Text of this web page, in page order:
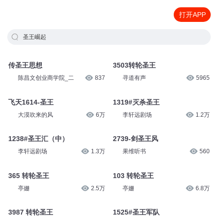
打开APP
圣王崛起
传圣王思想
陈昌文创业商学院_二 837
飞天1614-圣王
大漠吹来的风 6万
1238#圣王汇（中）
李轩远剧场 1.3万
365 转轮圣王
亭姗 2.5万
3987 转轮圣王
3503转轮圣王
寻道有声 5965
1319#灭杀圣王
李轩远剧场 1.2万
2739-剑圣王风
果维听书 560
103 转轮圣王
亭姗 6.8万
1525#圣王军队